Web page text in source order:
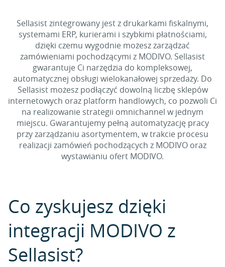
Sellasist zintegrowany jest z drukarkami fiskalnymi,
systemami ERP, kurierami i szybkimi płatnościami,
dzięki czemu wygodnie możesz zarządzać
zamówieniami pochodzącymi z MODIVO. Sellasist
gwarantuje Ci narzędzia do kompleksowej,
automatycznej obsługi wielokanałowej sprzedaży. Do
Sellasist możesz podłączyć dowolną liczbę sklepów
internetowych oraz platform handlowych, co pozwoli Ci
na realizowanie strategii omnichannel w jednym
miejscu. Gwarantujemy pełną automatyzację pracy
przy zarządzaniu asortymentem, w trakcie procesu
realizacji zamówień pochodzących z MODIVO oraz
wystawianiu ofert MODIVO.
Co zyskujesz dzięki
integracji MODIVO z
Sellasist?